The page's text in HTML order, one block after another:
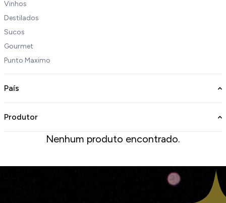
Vinhos
Destilados
Sucos
Gourmet
Punto Maximo
País
Produtor
Nenhum produto encontrado.